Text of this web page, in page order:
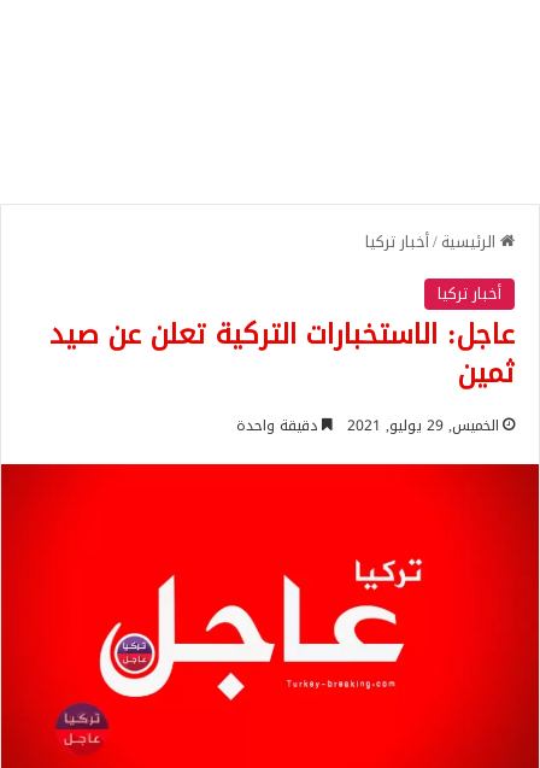
الرئيسية/أخبار تركيا
أخبار تركيا
عاجل: الاستخبارات التركية تعلن عن صيد
ثمين
الخميس, 29 يوليو, 2021 دقيقة واحدة